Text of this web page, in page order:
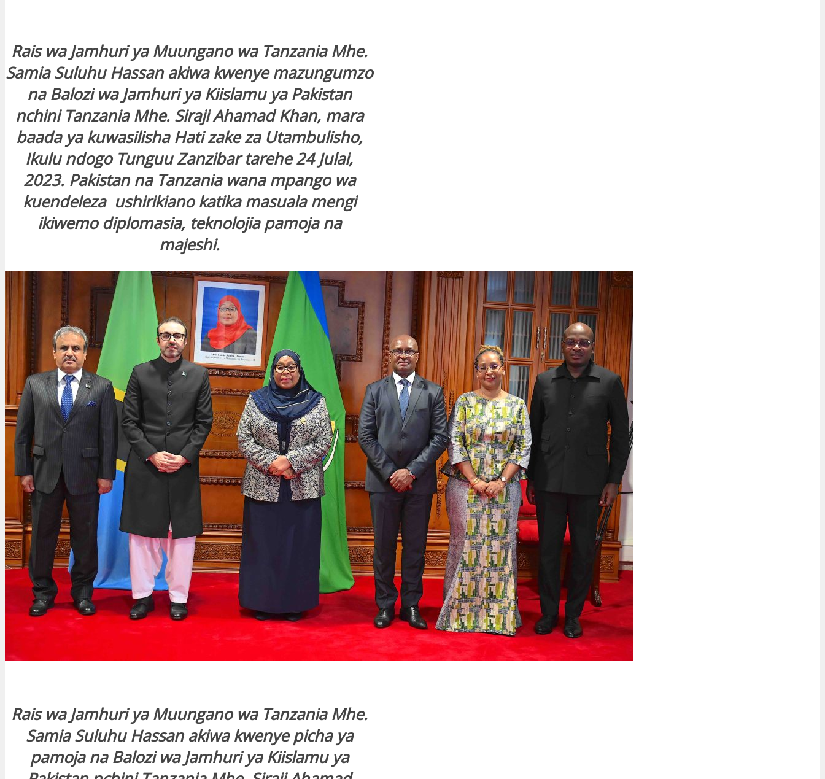
Rais wa Jamhuri ya Muungano wa Tanzania Mhe.
Samia Suluhu Hassan akiwa kwenye mazungumzo
na Balozi wa Jamhuri ya Kiislamu ya Pakistan
nchini Tanzania Mhe. Siraji Ahamad Khan, mara
baada ya kuwasilisha Hati zake za Utambulisho,
Ikulu ndogo Tunguu Zanzibar tarehe 24 Julai,
2023. Pakistan na Tanzania wana mpango wa
kuendeleza ushirikiano katika masuala mengi
ikiwemo diplomasia, teknolojia pamoja na
majeshi.
Rais wa Jamhuri ya Muungano wa Tanzania Mhe.
Samia Suluhu Hassan akiwa kwenye picha ya
pamoja na Balozi wa Jamhuri ya Kiislamu ya